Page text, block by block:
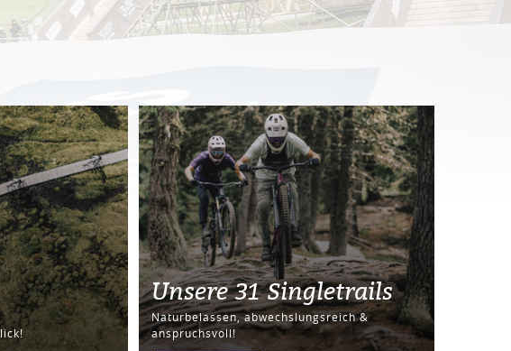
Unsere 31 Singletrails
Naturbelassen, abwechslungsreich &
anspruchsvoll!